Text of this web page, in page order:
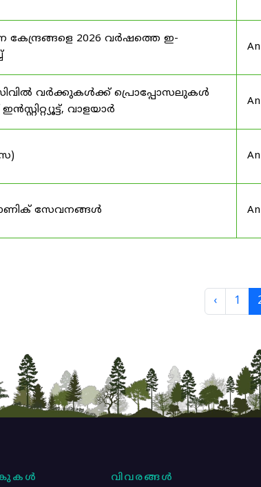
കേന്ദ്രങ്ങളെ 2026 വർഷത്തെ ഇ-
വർക്കുകൾക്ക് പ്രൊപ്പോസലുകൾ
വാളയാർ
സേവനങ്ങൾ
‹ 1
വിവരങ്ങൾ